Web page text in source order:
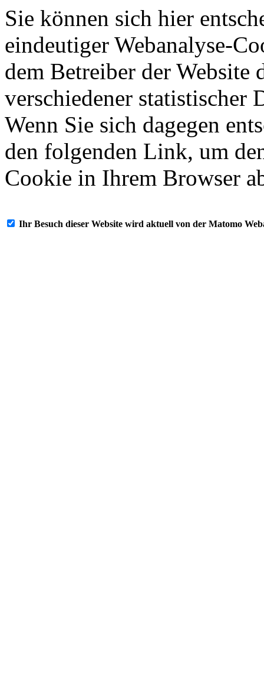
Sie können sich hier
eindeutiger Webanalyse-
dem Betreiber der Website
verschiedener statistischer
Wenn Sie sich dagegen
den folgenden Link, um
Cookie in Ihrem Browser
Ihr Besuch dieser Website wird aktuell von der Matomo